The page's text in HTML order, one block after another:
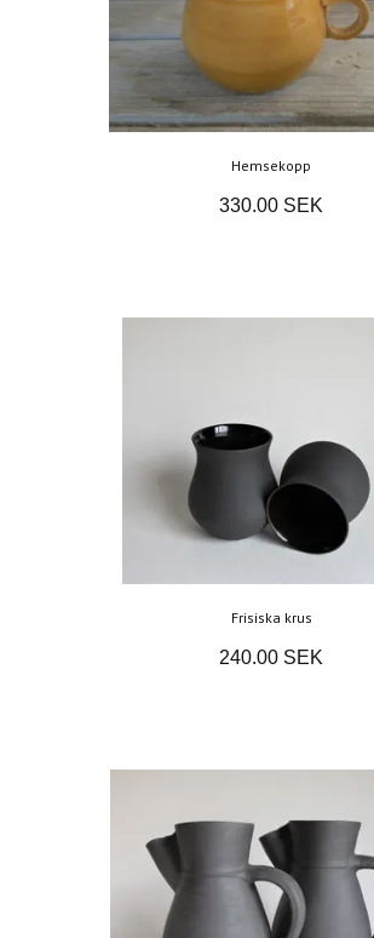
Hemsekopp
330.00 SEK
Frisiska krus
240.00 SEK